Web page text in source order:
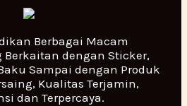
Berbagai Macam
Berkaitan dengan Sticker,
Sampai dengan Produk
Kualitas Terjamin,
dan Terpercaya.